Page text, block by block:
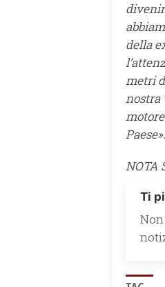
della
metri
nostra
Paese».
NOTA
Ti